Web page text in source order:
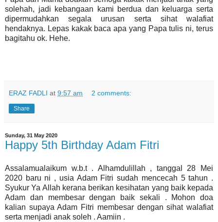
solehah, jadi kebangaan kami berdua dan keluarga serta
dipermudahkan segala urusan serta sihat walafiat
hendaknya. Lepas kakak baca apa yang Papa tulis ni, terus
bagitahu ok. Hehe.
ERAZ FADLI at 9:57 am 2 comments:
Share
Sunday, 31 May 2020
Happy 5th Birthday Adam Fitri
Assalamualaikum w.b.t . Alhamdulillah , tanggal 28 Mei
2020 baru ni , usia Adam Fitri sudah mencecah 5 tahun .
Syukur Ya Allah kerana berikan kesihatan yang baik kepada
Adam dan membesar dengan baik sekali . Mohon doa
kalian supaya Adam Fitri membesar dengan sihat walafiat
serta menjadi anak soleh . Aamiin .